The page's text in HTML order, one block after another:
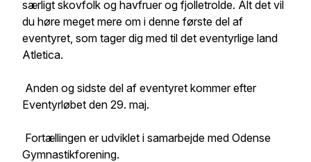
særligt skovfolk og havfruer og fjolletrolde. Alt det vil
du høre meget mere om i denne første del af
eventyret, som tager dig med til det eventyrlige land
Atletica.
Anden og sidste del af eventyret kommer efter
Eventyrløbet den 29. maj.
Fortællingen er udviklet i samarbejde med Odense
Gymnastikforening.